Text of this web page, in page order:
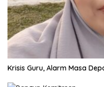
Krisis Guru, Alarm Masa